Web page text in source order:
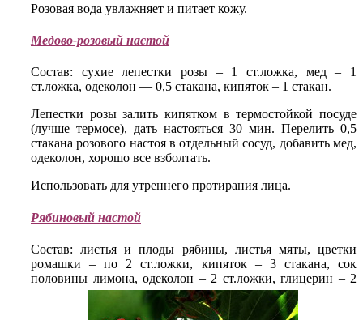
Розовая вода увлажняет и питает кожу.
Медово-розовый настой
Состав: сухие лепестки розы – 1 ст.ложка, мед – 1
ст.ложка, одеколон — 0,5 стакана, кипяток – 1 стакан.
Лепестки розы залить кипятком в термостойкой посуде
(лучше термосе), дать настояться 30 мин. Перелить 0,5
стакана розового настоя в отдельный сосуд, добавить мед,
одеколон, хорошо все взболтать.
Использовать для утреннего протирания лица.
Рябиновый настой
Состав: листья и плоды рябины, листья мяты, цветки
ромашки – по 2 ст.ложки, кипяток – 3 стакана, сок
половины лимона, одеколон – 2 ст.ложки, глицерин – 2